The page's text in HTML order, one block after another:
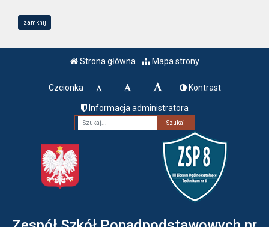
zamknij
Strona główna Mapa strony
Czcionka Kontrast
Informacja administratora
Fraza